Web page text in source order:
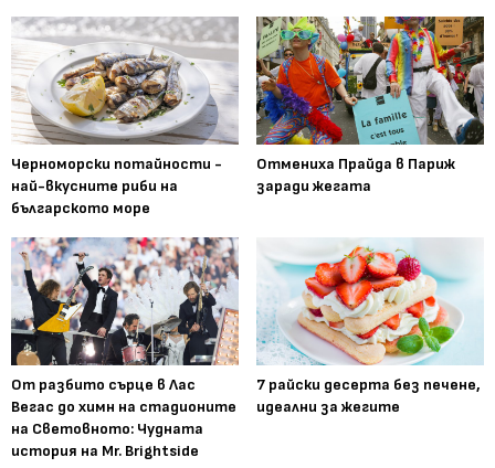
Черноморски потайности -
най-вкусните риби на
българското море
Отмениха Прайда в Париж
заради жегата
От разбито сърце в Лас
Вегас до химн на стадионите
на Световното: Чудната
история на Mr. Brightside
7 райски десерта без печене,
идеални за жегите